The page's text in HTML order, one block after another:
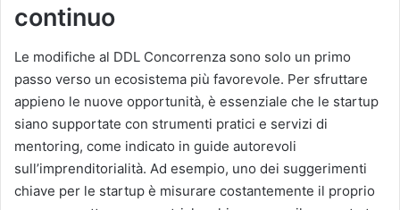
continuo
Le modifiche al DDL Concorrenza sono solo un primo
passo verso un ecosistema più favorevole. Per sfruttare
appieno le nuove opportunità, è essenziale che le startup
siano supportate con strumenti pratici e servizi di
mentoring, come indicato in guide autorevoli
sull’imprenditorialità. Ad esempio, uno dei suggerimenti
chiave per le startup è misurare costantemente il proprio